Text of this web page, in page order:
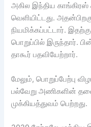
அகில இந்திய காங்கிரஸ்
வெளியிட்டது.
நியமிக்கப்பட்டார்.
பொறுப்பில் இருந்தார்.
தாகூர் பதவியேற்றார்.
மேலும், பொறுப்பேற்பு
பல்வேறு அணிகளின்
முக்கியத்துவம் பெற்றது.